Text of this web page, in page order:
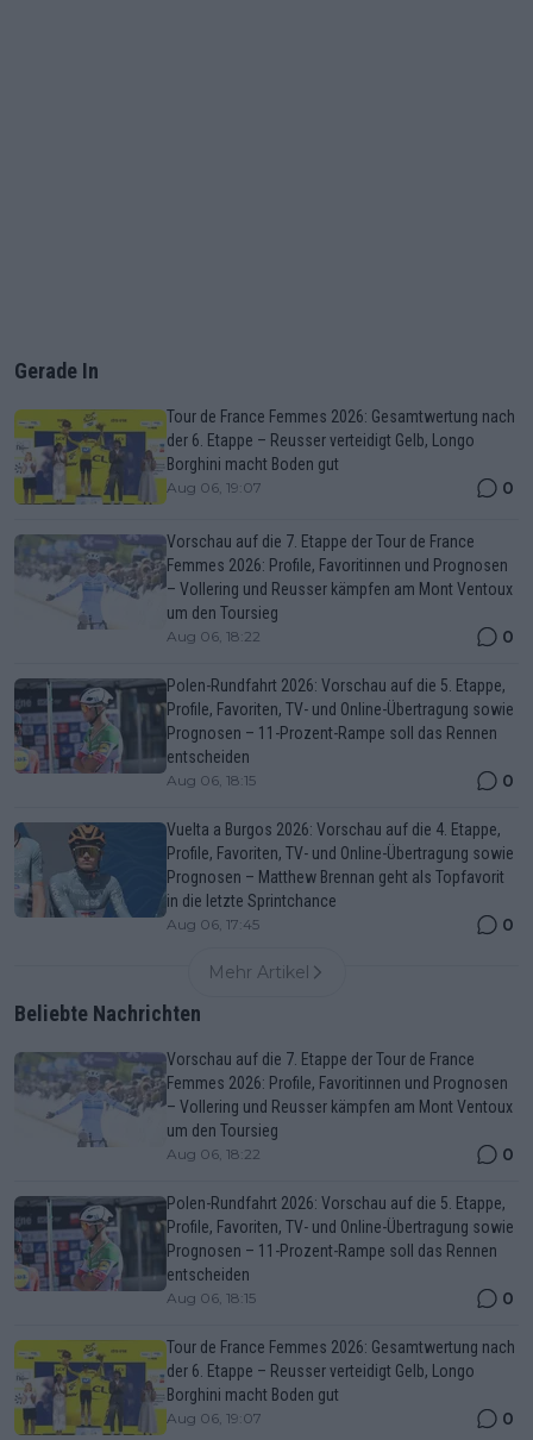
Gerade In
Tour de France Femmes 2026: Gesamtwertung nach
der 6. Etappe – Reusser verteidigt Gelb, Longo
Borghini macht Boden gut
Aug 06, 19:07 0
Vorschau auf die 7. Etappe der Tour de France
Femmes 2026: Profile, Favoritinnen und Prognosen
– Vollering und Reusser kämpfen am Mont Ventoux
um den Toursieg
Aug 06, 18:22 0
Polen-Rundfahrt 2026: Vorschau auf die 5. Etappe,
Profile, Favoriten, TV- und Online-Übertragung sowie
Prognosen – 11-Prozent-Rampe soll das Rennen
entscheiden
Aug 06, 18:15 0
Vuelta a Burgos 2026: Vorschau auf die 4. Etappe,
Profile, Favoriten, TV- und Online-Übertragung sowie
Prognosen – Matthew Brennan geht als Topfavorit
in die letzte Sprintchance
Aug 06, 17:45 0
Mehr Artikel
Beliebte Nachrichten
Vorschau auf die 7. Etappe der Tour de France
Femmes 2026: Profile, Favoritinnen und Prognosen
– Vollering und Reusser kämpfen am Mont Ventoux
um den Toursieg
Aug 06, 18:22 0
Polen-Rundfahrt 2026: Vorschau auf die 5. Etappe,
Profile, Favoriten, TV- und Online-Übertragung sowie
Prognosen – 11-Prozent-Rampe soll das Rennen
entscheiden
Aug 06, 18:15 0
Tour de France Femmes 2026: Gesamtwertung nach
der 6. Etappe – Reusser verteidigt Gelb, Longo
Borghini macht Boden gut
Aug 06, 19:07 0